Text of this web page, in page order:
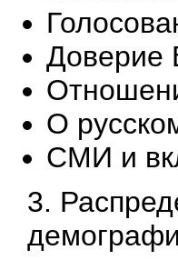
Доверие
О
СМИ и
3.